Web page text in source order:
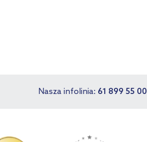
Nasza infolinia: 61 899 55 00